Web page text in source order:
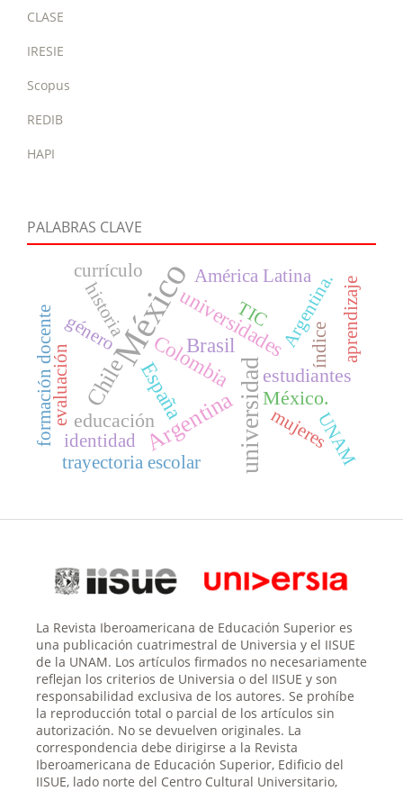
CLASE
IRESIE
Scopus
REDIB
HAPI
PALABRAS CLAVE
México
universidad
Argentina
Chile Colombia
España
universidades
Brasil
educación
estudiantes
México.
género
evaluación
Argentina.
formación docente
América Latina
trayectoria escolar
aprendizaje
historia
índice
TIC
currículo
mujeresUNAM
identidad
La Revista Iberoamericana de Educación Superior es
una publicación cuatrimestral de Universia y el IISUE
de la UNAM. Los artículos firmados no necesariamente
reflejan los criterios de Universia o del IISUE y son
responsabilidad exclusiva de los autores. Se prohíbe
la reproducción total o parcial de los artículos sin
autorización. No se devuelven originales. La
correspondencia debe dirigirse a la Revista
Iberoamericana de Educación Superior, Edificio del
IISUE, lado norte del Centro Cultural Universitario,